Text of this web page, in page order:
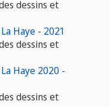
dessins et
Haye - 2021
dessins et
Haye 2020 -
dessins et